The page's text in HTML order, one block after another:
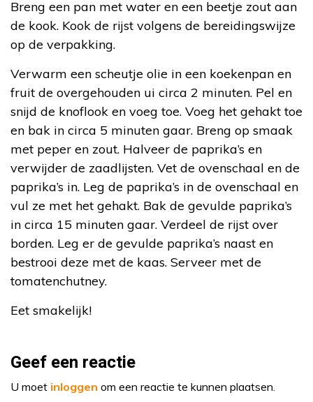
Breng een pan met water en een beetje zout aan
de kook. Kook de rijst volgens de bereidingswijze
op de verpakking.
Verwarm een scheutje olie in een koekenpan en
fruit de overgehouden ui circa 2 minuten. Pel en
snijd de knoflook en voeg toe. Voeg het gehakt toe
en bak in circa 5 minuten gaar. Breng op smaak
met peper en zout. Halveer de paprika’s en
verwijder de zaadlijsten. Vet de ovenschaal en de
paprika’s in. Leg de paprika’s in de ovenschaal en
vul ze met het gehakt. Bak de gevulde paprika’s
in circa 15 minuten gaar. Verdeel de rijst over
borden. Leg er de gevulde paprika’s naast en
bestrooi deze met de kaas. Serveer met de
tomatenchutney.
Eet smakelijk!
Geef een reactie
U moet inloggen om een reactie te kunnen plaatsen.